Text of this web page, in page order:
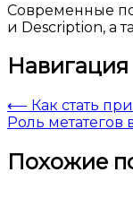
Современные
и Description, а
⟵ Как стать
Роль
Похожие